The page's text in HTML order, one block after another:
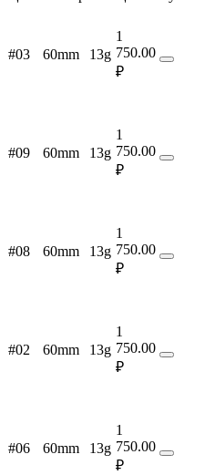
#03 60mm 13g
1
750.00
₽
#09 60mm 13g
1
750.00
₽
#08 60mm 13g
1
750.00
₽
#02 60mm 13g
1
750.00
₽
#06 60mm 13g
1
750.00
₽